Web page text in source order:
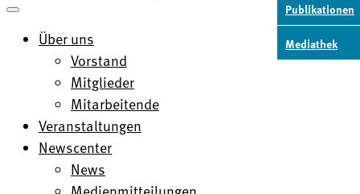
DE
FR
Über uns
Vorstand
Mitglieder
Mitarbeitende
Veranstaltungen
Newscenter
News
Publikationen
Mediathek